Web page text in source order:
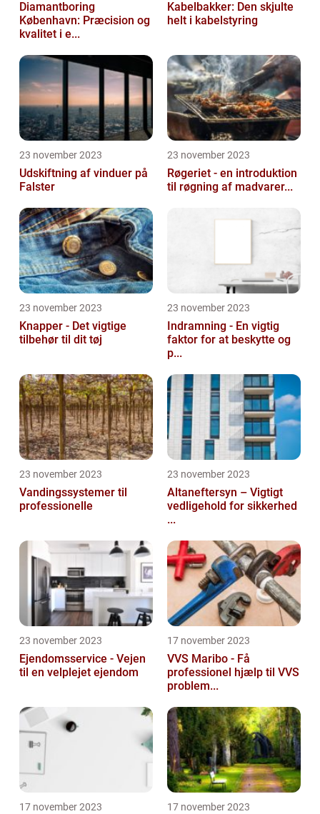
Diamantboring
København: Præcision og
kvalitet i e...
Kabelbakker: Den skjulte
helt i kabelstyring
23 november 2023
Udskiftning af vinduer på
Falster
23 november 2023
Røgeriet - en introduktion
til røgning af madvarer...
23 november 2023
Knapper - Det vigtige
tilbehør til dit tøj
23 november 2023
Indramning - En vigtig
faktor for at beskytte og
p...
23 november 2023
Vandingssystemer til
professionelle
23 november 2023
Altaneftersyn – Vigtigt
vedligehold for sikkerhed
...
23 november 2023
Ejendomsservice - Vejen
til en velplejet ejendom
17 november 2023
VVS Maribo - Få
professionel hjælp til VVS
problem...
17 november 2023 17 november 2023